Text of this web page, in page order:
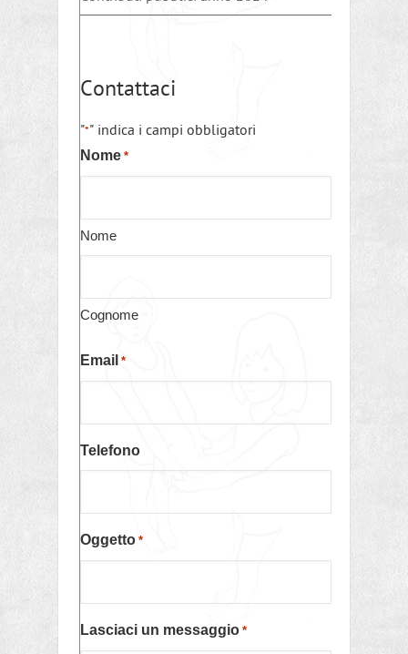
Contattaci
"*" indica i campi obbligatori
Nome *
Nome
Cognome
Email *
Telefono
Oggetto *
Lasciaci un messaggio *